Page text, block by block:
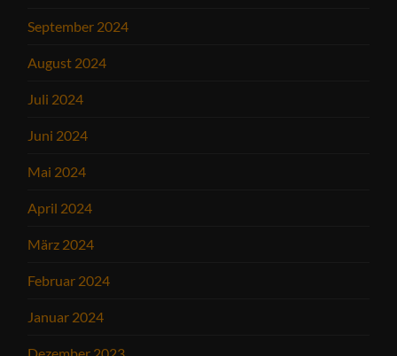
September 2024
August 2024
Juli 2024
Juni 2024
Mai 2024
April 2024
März 2024
Februar 2024
Januar 2024
Dezember 2023